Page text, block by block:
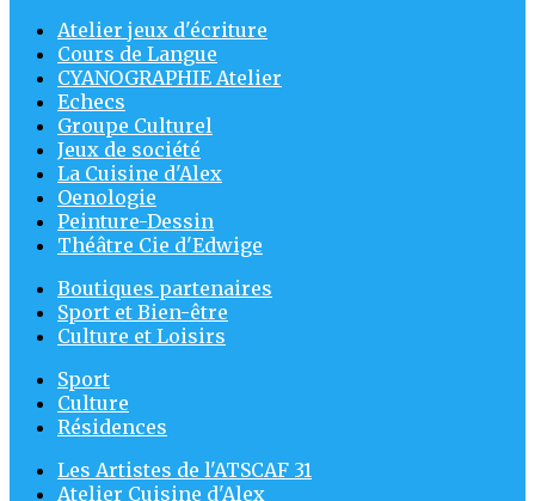
Atelier jeux d'écriture
Cours de Langue
CYANOGRAPHIE Atelier
Echecs
Groupe Culturel
Jeux de société
La Cuisine d'Alex
Oenologie
Peinture-Dessin
Théâtre Cie d'Edwige
Boutiques partenaires
Sport et Bien-être
Culture et Loisirs
Sport
Culture
Résidences
Les Artistes de l'ATSCAF 31
Atelier Cuisine d'Alex